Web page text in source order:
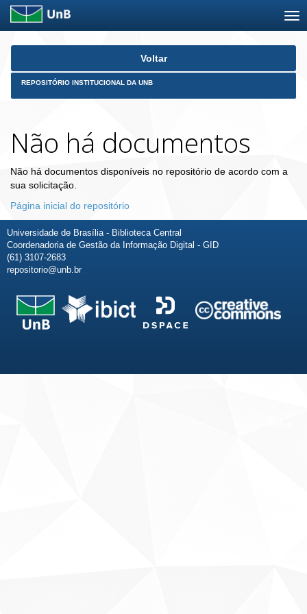
Skip
Voltar
REPOSITÓRIO INSTITUCIONAL DA UNB
Não há documentos
Não há documentos disponíveis no repositório de acordo com a
sua solicitação.
Página inicial do repositório
Universidade de Brasília - Biblioteca Central
Coordenadoria de Gestão da Informação Digital - GID
(61) 3107-2683
repositorio@unb.br